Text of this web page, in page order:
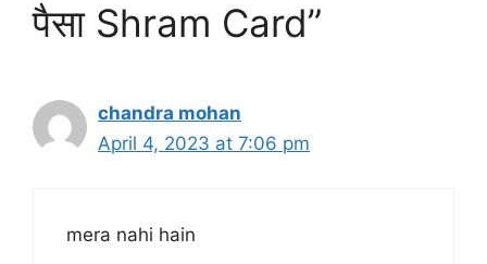
पैसा Shram Card”
chandra mohan
April 4, 2023 at 7:06 pm
mera nahi hain